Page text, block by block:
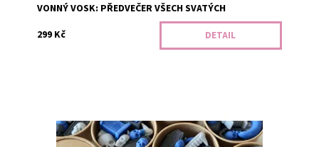
VONNÝ VOSK: PŘEDVEČER VŠECH SVATÝCH
299 Kč
DETAIL
To že skončili v hrobě jim nezkazilo náladu, právě